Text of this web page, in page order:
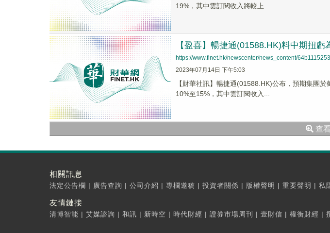
19%，其中雲訂閱收入將較上...
【盈喜】暢捷通(01588.HK)料中期扭
https://www.finet.hk/newscenter/news_content/
2023年07月14日 下午5:03
【財華社訊】暢捷通(01588.HK)公布，預期集團
10%至15%，其中雲訂閱收入...
查
相關訊息
法定公告欄 | 廣告查詢 | 公司介紹 | 專欄邀稿 | 投資者關係 | 版權聲明 | 重要聲明 | 私
友情鏈接
清博智能 | 艾媒諮詢 | 和訊 | 新時空 | 時代財經 | 證券市場周刊 | 壹財信 | 權衡財經 |